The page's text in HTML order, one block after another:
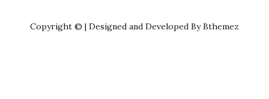
Copyright © | Designed and Developed By Bthemez